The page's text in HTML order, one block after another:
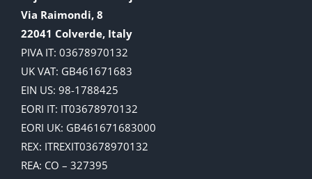
Via Raimondi, 8
22041 Colverde, Italy
PIVA IT: 03678970132
UK VAT: GB461671683
EIN US: 98-1788425
EORI IT: IT03678970132
EORI UK: GB461671683000
REX: ITREXIT03678970132
REA: CO – 327395